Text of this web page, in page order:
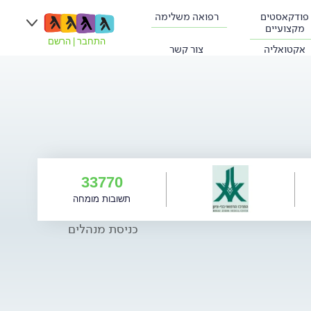
פודקאסטים
מקצועיים
רפואה משלימה
אקטואליה צור קשר
התחבר הרשם
33770
תשובות מומחה
כניסת מנהלים